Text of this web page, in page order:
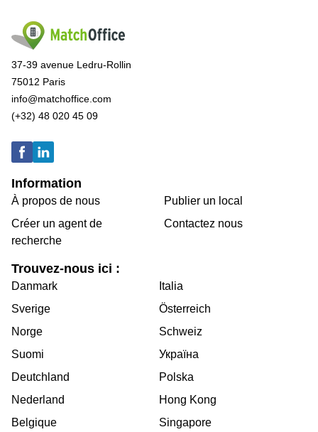
37-39 avenue Ledru-Rollin
75012 Paris
info@matchoffice.com
(+32) 48 020 45 09
Information
À propos de nous
Créer un agent de
recherche
Publier un local
Contactez nous
Trouvez-nous ici :
Danmark
Sverige
Norge
Suomi
Deutchland
Nederland
Belgique
Italia
Österreich
Schweiz
Україна
Polska
Hong Kong
Singapore